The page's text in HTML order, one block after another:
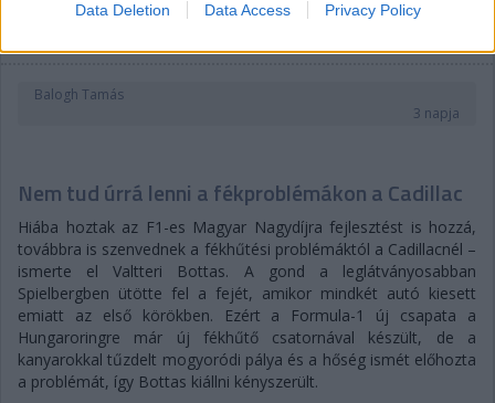
Data Deletion Data Access Privacy Policy
Balogh Tamás
3 napja
Nem tud úrrá lenni a fékproblémákon a Cadillac
Hiába hoztak az F1-es Magyar Nagydíjra fejlesztést is hozzá,
továbbra is szenvednek a fékhűtési problémáktól a Cadillacnél –
ismerte el Valtteri Bottas. A gond a leglátványosabban
Spielbergben ütötte fel a fejét, amikor mindkét autó kiesett
emiatt az első körökben. Ezért a Formula-1 új csapata a
Hungaroringre már új fékhűtő csatornával készült, de a
kanyarokkal tűzdelt mogyoródi pálya és a hőség ismét előhozta
a problémát, így Bottas kiállni kényszerült.